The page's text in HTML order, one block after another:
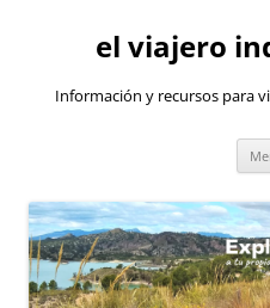
el viajero
Información y recursos para